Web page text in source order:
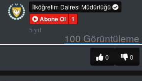
İlköğretim Dairesi Müdürlüğü
Abone Ol 1
5 yıl
100 Görüntüleme
0
0